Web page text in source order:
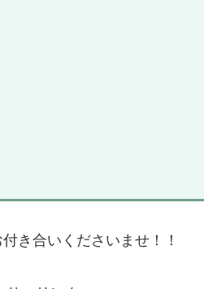
き合いくださいませ！！